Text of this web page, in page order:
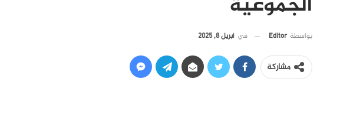
بواسطة Editor في أبريل 8, 2025
مشاركة